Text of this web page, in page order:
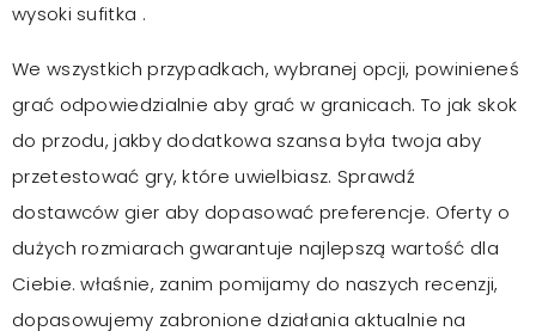
wysoki sufitka .
We wszystkich przypadkach, wybranej opcji, powinieneś
grać odpowiedzialnie aby grać w granicach. To jak skok
do przodu, jakby dodatkowa szansa była twoja aby
przetestować gry, które uwielbiasz. Sprawdź
dostawców gier aby dopasować preferencje. Oferty o
dużych rozmiarach gwarantuje najlepszą wartość dla
Ciebie. właśnie, zanim pomijamy do naszych recenzji,
dopasowujemy zabronione działania aktualnie na